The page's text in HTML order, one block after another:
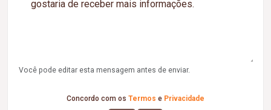
Você pode editar esta mensagem antes de enviar.
Concordo com os Termos e Privacidade